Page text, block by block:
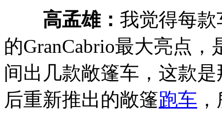
高孟雄： 我觉得每
的GranCabrio最大亮点，
间出几款敞篷车，这款
后重新推出的敞篷跑车